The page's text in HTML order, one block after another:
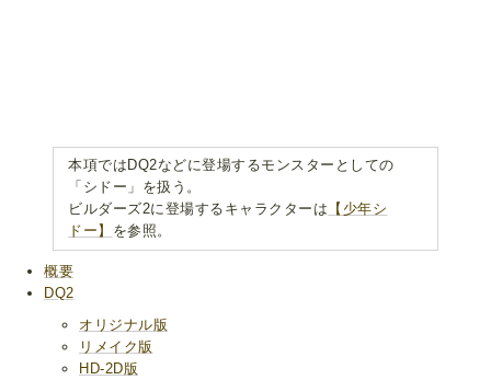
本項ではDQ2などに登場するモンスターとしての
「シドー」を扱う。
ビルダーズ2に登場するキャラクターは 【少年シ
ドー】 を参照。
概要
DQ2
オリジナル版
リメイク版
HD-2D版